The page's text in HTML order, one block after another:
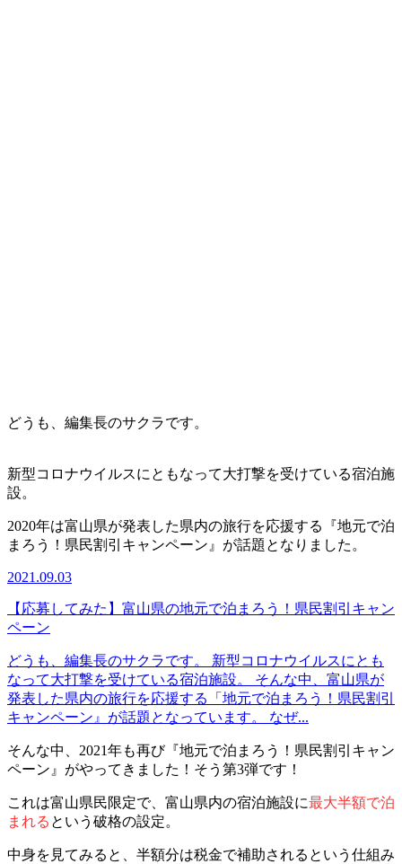
どうも、編集長のサクラです。
新型コロナウイルスにともなって大打撃を受けている宿泊施
設。
2020年は富山県が発表した県内の旅行を応援する『地元で泊
まろう！県民割引キャンペーン』が話題となりました。
2021.09.03
【応募してみた】富山県の地元で泊まろう！県民割引キャン
ペーン
どうも、編集長のサクラです。 新型コロナウイルスにとも
なって大打撃を受けている宿泊施設。 そんな中、富山県が
発表した県内の旅行を応援する「地元で泊まろう！県民割引
キャンペーン』が話題となっています。 なぜ...
そんな中、2021年も再び『地元で泊まろう！県民割引キャン
ペーン』がやってきました！そう第3弾です！
これは富山県民限定で、富山県内の宿泊施設に最大半額で泊
まれる という破格の設定。
中身を見てみると、半額分は税金で補助されるという仕組み